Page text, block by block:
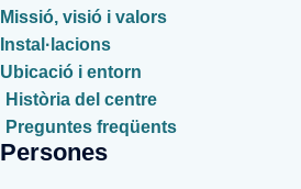
Missió, visió i valors
Instal·lacions
Ubicació i entorn
Història del centre
Preguntes freqüents
Persones